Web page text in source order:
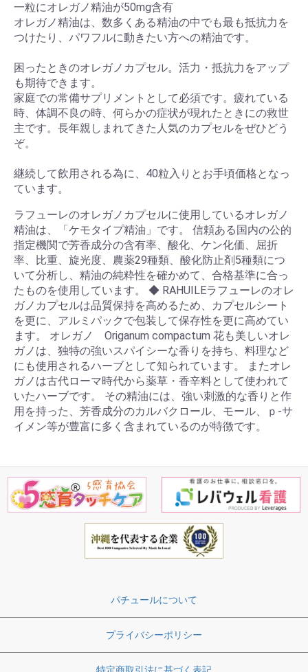
一粒にオレガノ精油が50mg含有
オレガノ精油は、数多くある精油の中でも最も抵抗力を
つけたり、パワフルに動きたい方への精油です。
困ったときのオレガノカプセル。活力・抵抗力をアップ
も期待できます。
家庭での常備サプリメントとして必須です。疲れている
時、体調不良の時、何らかの症状が現れたときにの救世
主です。長年親しまれてきた人気のカプセルをぜひどう
ぞ。
継続して飲用される為に、40粒入りとお手頃価格となっ
ています。
ラフューレのオレガノカプセルに使用しているオレガノ
精油は、「ケモタイプ精油」です。 信頼ある国内の公的
指定機関で芳香成分の含有率、酸化、ケン化価、屈折
率、比重、旋光度、農薬29種類、酸化防止剤5種類につ
いて分析し、精油の純粋性を確かめて、合格基準に合っ
たものを使用しています。 ◆ RAHUILEラフューレのオレ
ガノカプセルは品質保持を高めるため、カプセルシート
を更に、アルミパックで包装して保存性を更に高めてい
ます。 オレガノ Origanum compactum 花も美しいオレ
ガノは、独特の強いスパイシーな香りを持ち、料理など
にも使用されるハーブとして知られています。 またオレ
ガノは古代ローマ時代から薬草・香辛料として使われて
いたハーブです。 その精油には、強い刺激的な香りと作
用を持った、芳香成分のカルバクロール、モール、ｐ-サ
イメン等が豊富に多く含まれているのが特徴です。
パチュールについて
プライバシーポリシー
特定商取引法に基づく表記